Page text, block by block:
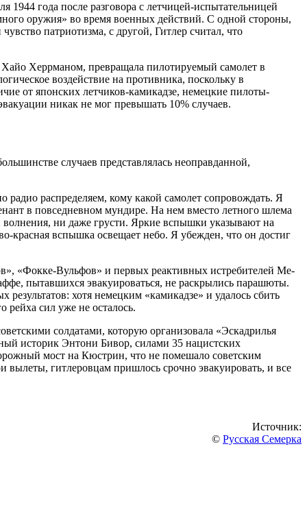
1944 года после разговора с летчицей-испытательницей
оружия» во время военных действий. С одной стороны,
патриотизма, с другой, Гитлер считал, что
Херрманом, превращала пилотируемый самолет в
воздействие на противника, поскольку в
от японских летчиков-камикадзе, немецкие пилоты-
никак не мог превышать 10% случаев.
случаев представлялась неоправданной,
распределяем, кому какой самолет сопровождать. Я
в повседневном мундире. На нем вместо летного шлема
ни даже грусти. Яркие вспышки указывают на
красная вспышка освещает небо. Я убежден, что он достиг
«Фокке-Вульфов» и первых реактивных истребителей Me-
пытавшихся эвакуироваться, не раскрылись парашюты.
хотя немецким «камикадзе» и удалось сбить
рейха сил уже не осталось.
солдатами, которую организовала «Эскадрилья
историк Энтони Бивор, силами 35 нацистских
мост на Кюстрин, что не помешало советским
вылеты, гитлеровцам пришлось срочно эвакуировать, и все
Источник:
© Русская Семерка